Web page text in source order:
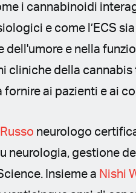
i cannabinoidi
e come l’ECS
dell'umore e nella
cliniche della
fornire ai pazienti e ai
neurologo
neurologia, gestione
Insieme a Nishi